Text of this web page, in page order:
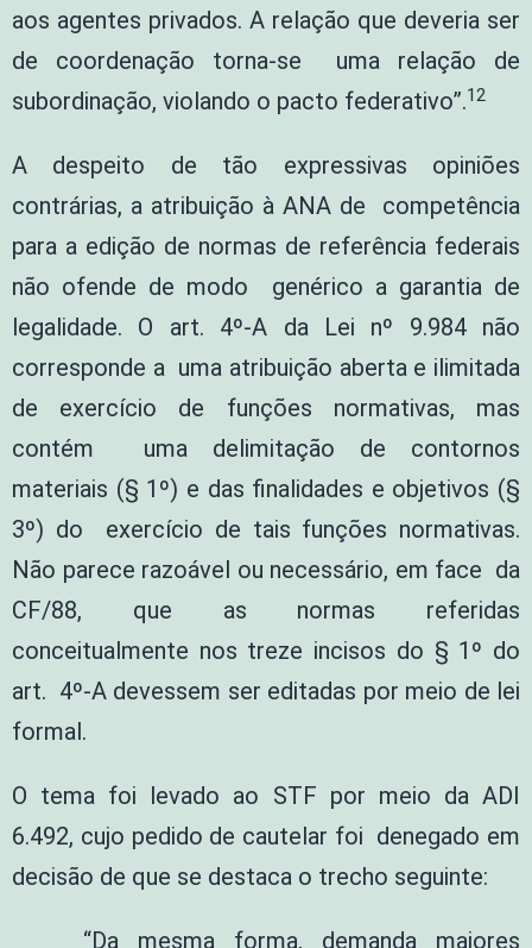
aos agentes privados. A relação que deveria ser
de coordenação torna-se uma relação de
subordinação, violando o pacto federativo”.12
A despeito de tão expressivas opiniões
contrárias, a atribuição à ANA de competência
para a edição de normas de referência federais
não ofende de modo genérico a garantia de
legalidade. O art. 4º-A da Lei nº 9.984 não
corresponde a uma atribuição aberta e ilimitada
de exercício de funções normativas, mas
contém uma delimitação de contornos
materiais (§ 1º) e das finalidades e objetivos (§
3º) do exercício de tais funções normativas.
Não parece razoável ou necessário, em face da
CF/88, que as normas referidas
conceitualmente nos treze incisos do § 1º do
art. 4º-A devessem ser editadas por meio de lei
formal.
O tema foi levado ao STF por meio da ADI
6.492, cujo pedido de cautelar foi denegado em
decisão de que se destaca o trecho seguinte:
“Da mesma forma, demanda maiores